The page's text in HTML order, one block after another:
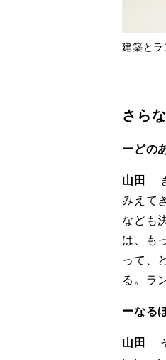
建築と
さら
ーどの
山田
みえて
なども
は、も
って、
る。ラ
ーなる
山田